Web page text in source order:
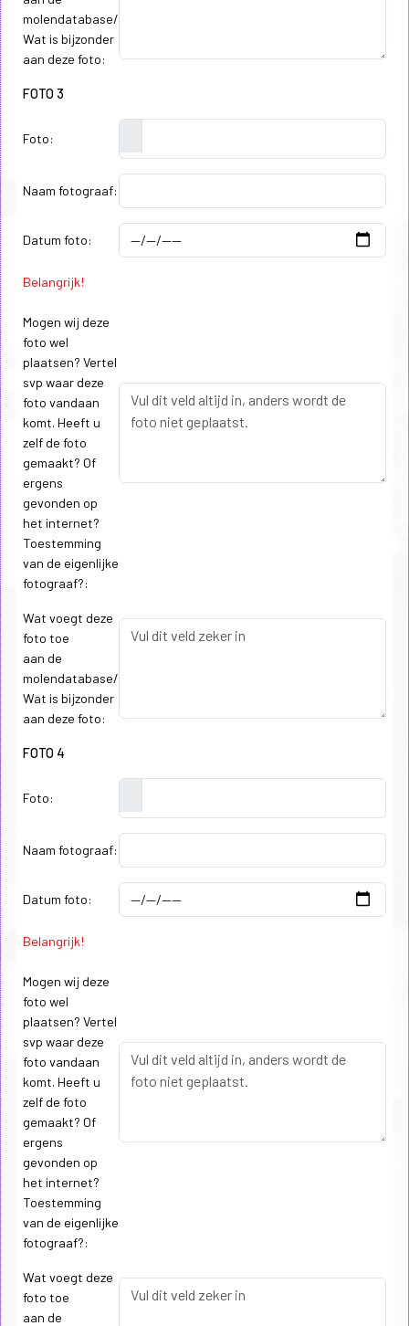
molendatabase/
Wat is bijzonder
aan deze foto:
FOTO 3
Foto:
Naam fotograaf:
Datum foto:
Belangrijk!
Mogen wij deze
foto wel
plaatsen? Vertel
svp waar deze
foto vandaan
komt. Heeft u
zelf de foto
gemaakt? Of
ergens
gevonden op
het internet?
Toestemming
van de eigenlijke
fotograaf?:
Wat voegt deze
foto toe
aan de
molendatabase/
Wat is bijzonder
aan deze foto:
FOTO 4
Foto:
Naam fotograaf:
Datum foto:
Belangrijk!
Mogen wij deze
foto wel
plaatsen? Vertel
svp waar deze
foto vandaan
komt. Heeft u
zelf de foto
gemaakt? Of
ergens
gevonden op
het internet?
Toestemming
van de eigenlijke
fotograaf?:
Wat voegt deze
foto toe
aan de